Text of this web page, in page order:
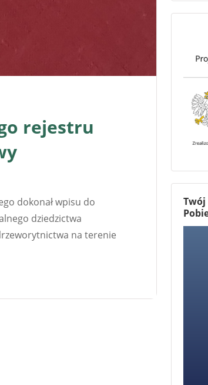
rejestru
dokonał wpisu do
dziedzictwa
na terenie